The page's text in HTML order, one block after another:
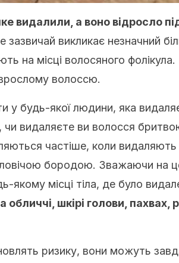
видалили, а воно відросло
викликає незначний
на місці волосяного фолікула.
волоссю.
у будь-якої людини, яка
чи видаляєте ви волосся
частіше, коли видаляють
бородою. Зважаючи на
місці тіла, де було
шкірі голови, пахвах,
ризику, вони можуть